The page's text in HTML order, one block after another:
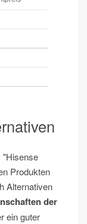
"Hisense
Produkten
Alternativen
der
ein guter